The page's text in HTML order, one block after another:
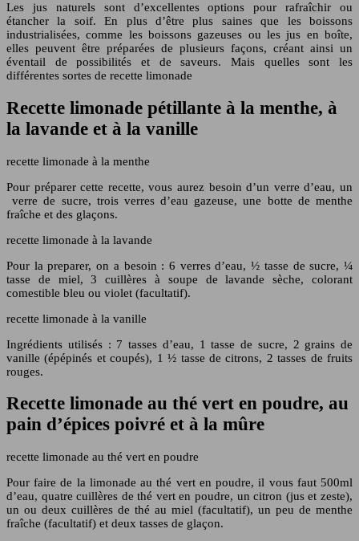
Les jus naturels sont d’excellentes options pour rafraîchir ou
étancher la soif. En plus d’être plus saines que les boissons
industrialisées, comme les boissons gazeuses ou les jus en boîte,
elles peuvent être préparées de plusieurs façons, créant ainsi un
éventail de possibilités et de saveurs. Mais quelles sont les
différentes sortes de recette limonade
Recette limonade pétillante à la menthe, à
la lavande et à la vanille
recette limonade à la menthe
Pour préparer cette recette, vous aurez besoin d’un verre d’eau, un
verre de sucre, trois verres d’eau gazeuse, une botte de menthe
fraîche et des glaçons.
recette limonade à la lavande
Pour la preparer, on a besoin : 6 verres d’eau, ½ tasse de sucre, ¼
tasse de miel, 3 cuillères à soupe de lavande sèche, colorant
comestible bleu ou violet (facultatif).
recette limonade à la vanille
Ingrédients utilisés : 7 tasses d’eau, 1 tasse de sucre, 2 grains de
vanille (épépinés et coupés), 1 ½ tasse de citrons, 2 tasses de fruits
rouges.
Recette limonade au thé vert en poudre, au
pain d’épices poivré et à la mûre
recette limonade au thé vert en poudre
Pour faire de la limonade au thé vert en poudre, il vous faut 500ml
d’eau, quatre cuillères de thé vert en poudre, un citron (jus et zeste),
un ou deux cuillères de thé au miel (facultatif), un peu de menthe
fraîche (facultatif) et deux tasses de glaçon.